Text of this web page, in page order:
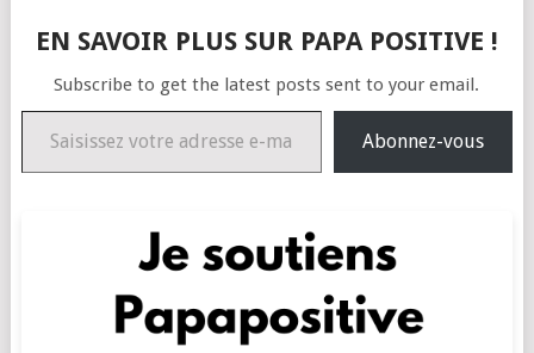
EN SAVOIR PLUS SUR PAPA POSITIVE !
Subscribe to get the latest posts sent to your email.
Saisissez votre adresse e-mail…
Abonnez-vous